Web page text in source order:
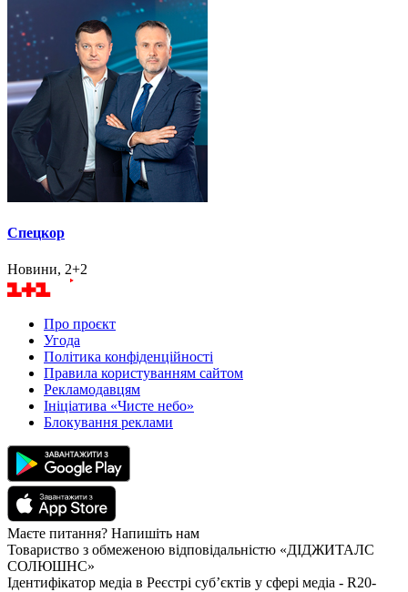
Спецкор
Новини, 2+2
Про проєкт
Угода
Політика конфіденційності
Правила користуванням сайтом
Рекламодавцям
Ініціатива «Чисте небо»
Блокування реклами
Маєте питання? Напишіть нам
Товариство з обмеженою відповідальністю «ДІДЖИТАЛС
СОЛЮШНС»
Ідентифікатор медіа в Реєстрі суб’єктів у сфері медіа - R20-